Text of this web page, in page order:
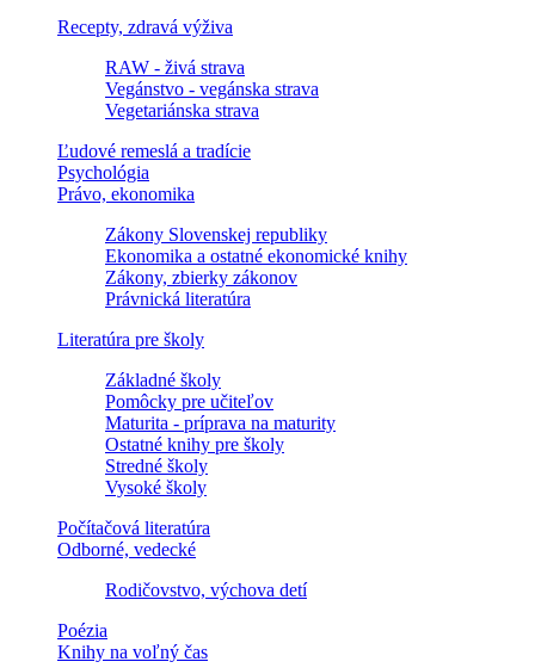
Recepty, zdravá výživa
RAW - živá strava
Vegánstvo - vegánska strava
Vegetariánska strava
Ľudové remeslá a tradície
Psychológia
Právo, ekonomika
Zákony Slovenskej republiky
Ekonomika a ostatné ekonomické knihy
Zákony, zbierky zákonov
Právnická literatúra
Literatúra pre školy
Základné školy
Pomôcky pre učiteľov
Maturita - príprava na maturity
Ostatné knihy pre školy
Stredné školy
Vysoké školy
Počítačová literatúra
Odborné, vedecké
Rodičovstvo, výchova detí
Poézia
Knihy na voľný čas